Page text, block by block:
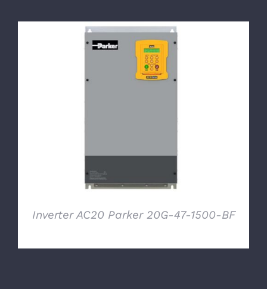
Inverter AC20 Parker 20G-47-1500-BF